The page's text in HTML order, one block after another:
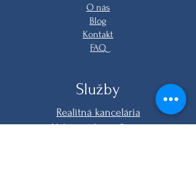
O nás
Blog
Kontakt
FAQ
Služby
Realitná kancelária
Nákup nehnuteľnosti